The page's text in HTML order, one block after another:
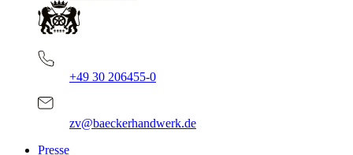
+49 30 206455-0
zv@baeckerhandwerk.de
Presse